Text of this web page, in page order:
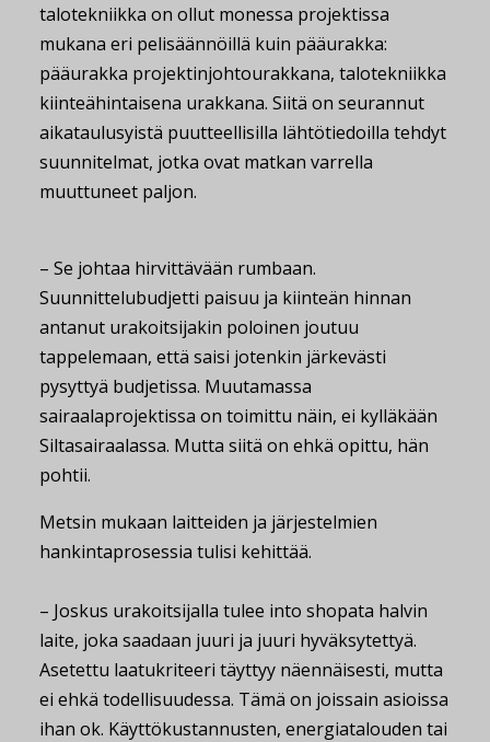
talotekniikka on ollut monessa projektissa
mukana eri pelisäännöillä kuin pääurakka:
pääurakka projektinjohtourakkana, talotekniikka
kiinteähintaisena urakkana. Siitä on seurannut
aikataulusyistä puutteellisilla lähtötiedoilla tehdyt
suunnitelmat, jotka ovat matkan varrella
muuttuneet paljon.
– Se johtaa hirvittävään rumbaan.
Suunnittelubudjetti paisuu ja kiinteän hinnan
antanut urakoitsijakin poloinen joutuu
tappelemaan, että saisi jotenkin järkevästi
pysyttyä budjetissa. Muutamassa
sairaalaprojektissa on toimittu näin, ei kylläkään
Siltasairaalassa. Mutta siitä on ehkä opittu, hän
pohtii.
Metsin mukaan laitteiden ja järjestelmien
hankintaprosessia tulisi kehittää.
– Joskus urakoitsijalla tulee into shopata halvin
laite, joka saadaan juuri ja juuri hyväksytettyä.
Asetettu laatukriteeri täyttyy näennäisesti, mutta
ei ehkä todellisuudessa. Tämä on joissain asioissa
ihan ok. Käyttökustannusten, energiatalouden tai